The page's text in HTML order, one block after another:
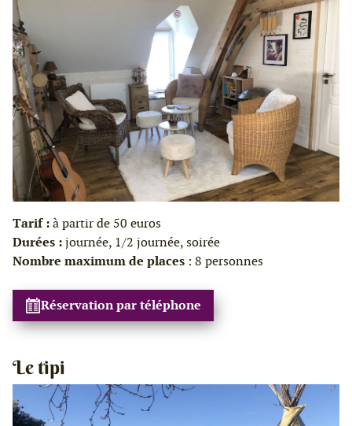
Tarif :à partir de 50 euros
Durées :journée, 1/2 journée, soirée
Nombre maximum de places : 8 personnes
Réservation par téléphone
Le tipi